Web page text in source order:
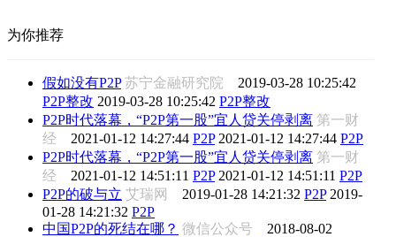
为你推荐
假如没有P2P 苏宁金融研究院 2019-03-28 10:25:42
P2P整改 2019-03-28 10:25:42 P2P整改
P2P时代落幕，“P2P第一股”宜人贷关停剥离 第一财
经 2021-01-12 14:27:44 P2P 2021-01-12 14:27:44 P2P
P2P时代落幕，“P2P第一股”宜人贷关停剥离 第一财
经 2021-01-12 14:51:11 P2P 2021-01-12 14:51:11 P2P
P2P的破与立 艾瑞网 2019-01-28 14:21:32 P2P 2019-
01-28 14:21:32 P2P
中国P2P的死结在哪？ 微信公众号 2018-08-02